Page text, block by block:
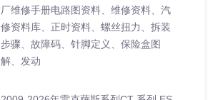
厂维修手册电路图资料、维修资料、汽
修资料库、正时资料、螺丝扭力、拆装
步骤、故障码、针脚定义、保险盒图
解、发动